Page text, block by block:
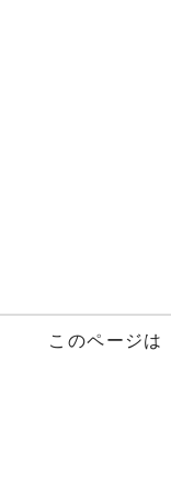
このページは